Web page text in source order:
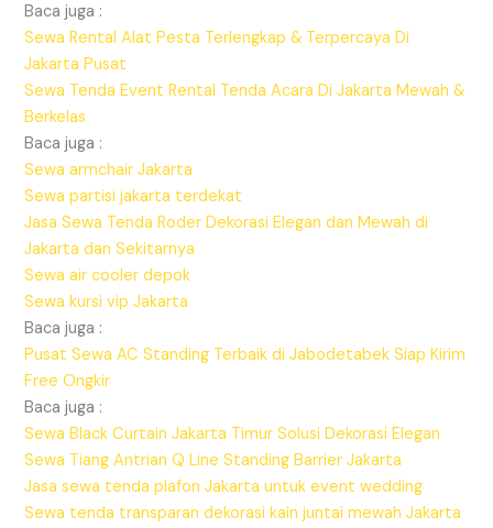
Baca juga :
Sewa Rental Alat Pesta Terlengkap & Terpercaya Di
Jakarta Pusat
Sewa Tenda Event Rental Tenda Acara Di Jakarta Mewah &
Berkelas
Baca juga :
Sewa armchair Jakarta
Sewa partisi jakarta terdekat
Jasa Sewa Tenda Roder Dekorasi Elegan dan Mewah di
Jakarta dan Sekitarnya
Sewa air cooler depok
Sewa kursi vip Jakarta
Baca juga :
Pusat Sewa AC Standing Terbaik di Jabodetabek Siap Kirim
Free Ongkir
Baca juga :
Sewa Black Curtain Jakarta Timur Solusi Dekorasi Elegan
Sewa Tiang Antrian Q Line Standing Barrier Jakarta
Jasa sewa tenda plafon Jakarta untuk event wedding
Sewa tenda transparan dekorasi kain juntai mewah Jakarta